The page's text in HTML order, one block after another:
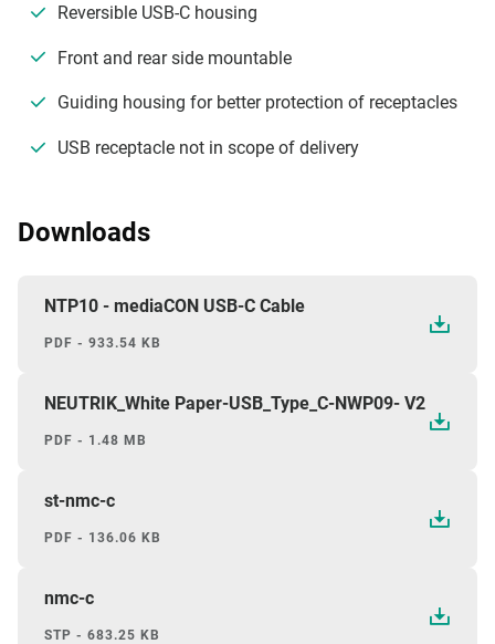
Reversible USB-C housing
Front and rear side mountable
Guiding housing for better protection of receptacles
USB receptacle not in scope of delivery
Downloads
NTP10 - mediaCON USB-C Cable
PDF - 933.54 KB
NEUTRIK_White Paper-USB_Type_C-NWP09- V2
PDF - 1.48 MB
st-nmc-c
PDF - 136.06 KB
nmc-c
STP - 683.25 KB